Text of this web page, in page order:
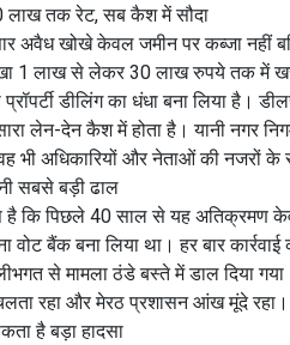
लाख तक रेट, सब कैश में सौदा
अवैध खोखे केवल जमीन पर कब्जा नहीं
1 लाख से लेकर 30 लाख रुपये तक में
प्रॉपर्टी डीलिंग का धंधा बना लिया है।
लेन-देन कैश में होता है। यानी नगर
भी अधिकारियों और नेताओं की नजरों के
सबसे बड़ी ढाल
है कि पिछले 40 साल से यह अतिक्रमण
बैंक बना लिया था। हर बार
से मामला ठंडे बस्ते में डाल दिया
रहा और मेरठ प्रशासन आंख मूंदे रहा।
है बड़ा हादसा